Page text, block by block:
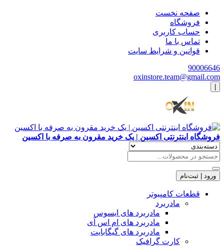
صفحه نخست
فروشگاه
حساب کاربری
تماس با ما
قوانین و شرایط سایت
90006646
oxinstore.team@gmail.com
فروشگاه اینترنتی اکسین | یک خرید مقرون به صرفه با اکسین
ورود | ثبت‌نام
قطعات کامپیوتر
مادربرد
مادربرد های ایسوس
مادربرد های ام اس آی
مادربرد های گیگابایت
کارت گرافیک